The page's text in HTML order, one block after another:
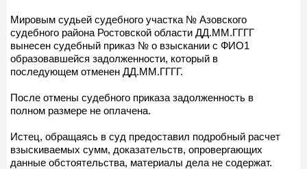
Мировым судьей судебного участка № Азовского
судебного района Ростовской области ДД.ММ.ГГГГ
вынесен судебный приказ № о взыскании с ФИО1
образовавшейся задолженности, который в
последующем отменен ДД.ММ.ГГГГ.
После отмены судебного приказа задолженность в
полном размере не оплачена.
Истец, обращаясь в суд предоставил подробный расчет
взыскиваемых сумм, доказательств, опровергающих
данные обстоятельства, материалы дела не содержат.